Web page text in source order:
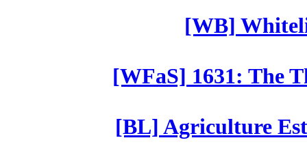
[WB]
[WFaS] 1631: The
[BL] Agriculture